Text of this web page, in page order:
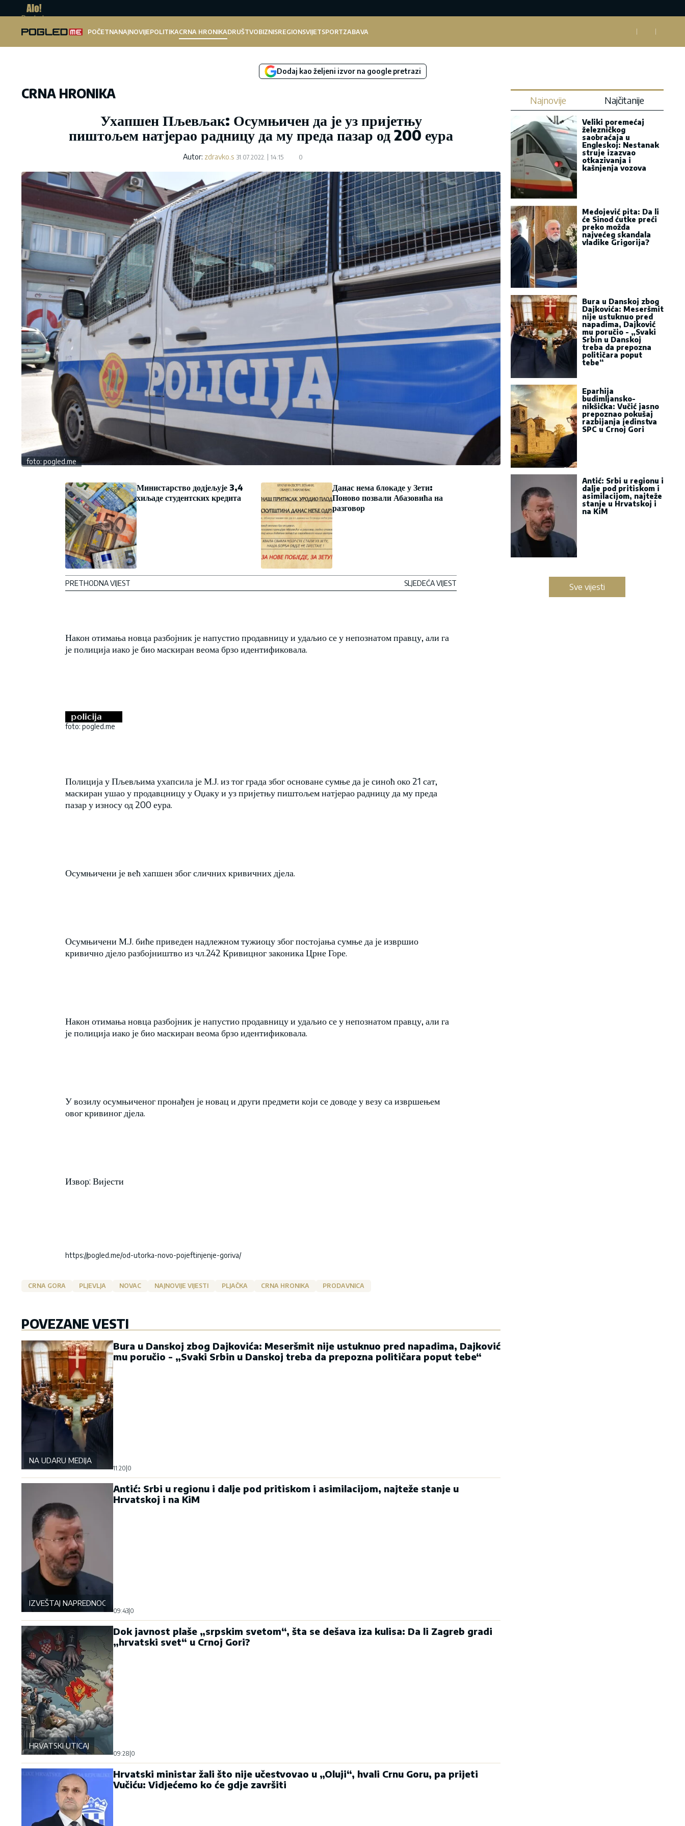
Pogled.me
POČETNANAJNOVIJEPOLITIKACRNA HRONIKADRUŠTVOBIZNISREGIONSVIJETSPORTZABAVA
Dodaj kao željeni izvor na google pretrazi
CRNA HRONIKA
Ухапшен Пљевљак: Осумњичен да је уз пријетњу
пиштољем натјерао радницу да му преда пазар од 200 еура
Autor: zdravko.s 31.07.2022. 14:15 0
foto: pogled.me
Министарство додјељује 3,4
хиљаде студентских кредита
PRETHODNA VIJEST
Данас нема блокаде у Зети:
Поново позвали Абазовића на
разговор
SLJEDEĆA VIJEST
Након отимања новца разбојник је напустио продавницу и удаљио се у непознатом правцу, али га
је полиција иако је био маскиран веома брзо идентификовала.
foto: pogled.me
Полиција у Пљевљима ухапсила је М.Ј. из тог града због основане сумње да је синоћ око 21 сат,
маскиран ушао у продавцницу у Оџаку и уз пријетњу пиштољем натјерао радницу да му преда
пазар у износу од 200 еура.
Осумњичени је већ хапшен због сличних кривичних дјела.
Осумњичени М.Ј. биће приведен надлежном тужиоцу због постојања сумње да је извршио
кривично дјело разбојништво из чл.242 Кривицног законика Црне Горе.
Након отимања новца разбојник је напустио продавницу и удаљио се у непознатом правцу, али га
је полиција иако је био маскиран веома брзо идентификовала.
У возилу осумњиченог пронађен је новац и други предмети који се доводе у везу са извршењем
овог кривиног дјела.
Извор: Вијести
https://pogled.me/od-utorka-novo-pojeftinjenje-goriva/
CRNA GORA PLJEVLJA NOVAC NAJNOVIJE VIJESTI PLJAČKA CRNA HRONIKA PRODAVNICA
POVEZANE VESTI
NA UDARU MEDIJA
Bura u Danskoj zbog Dajkovića: Meseršmit nije ustuknuo pred napadima, Dajković
mu poručio - „Svaki Srbin u Danskoj treba da prepozna političara poput tebe“
11:20 0
IZVEŠTAJ NAPREDNOG KLUBA
Antić: Srbi u regionu i dalje pod pritiskom i asimilacijom, najteže stanje u
Hrvatskoj i na KiM
09:43 0
HRVATSKI UTICAJ
Dok javnost plaše „srpskim svetom“, šta se dešava iza kulisa: Da li Zagreb gradi
„hrvatski svet“ u Crnoj Gori?
09:28 0
Hrvatski ministar žali što nije učestvovao u „Oluji“, hvali Crnu Goru, pa prijeti
Vučiću: Vidjećemo ko će gdje završiti
Najnovije Najčitanije
Veliki poremećaj
železničkog
saobraćaja u
Engleskoj: Nestanak
struje izazvao
otkazivanja i
kašnjenja vozova
Medojević pita: Da li
će Sinod ćutke preći
preko možda
najvećeg skandala
vladike Grigorija?
Bura u Danskoj zbog
Dajkovića: Meseršmit
nije ustuknuo pred
napadima, Dajković
mu poručio - „Svaki
Srbin u Danskoj
treba da prepozna
političara poput
tebe“
Eparhija
budimljansko-
nikšićka: Vučić jasno
prepoznao pokušaj
razbijanja jedinstva
SPC u Crnoj Gori
Antić: Srbi u regionu i
dalje pod pritiskom i
asimilacijom, najteže
stanje u Hrvatskoj i
na KiM
Sve vijesti